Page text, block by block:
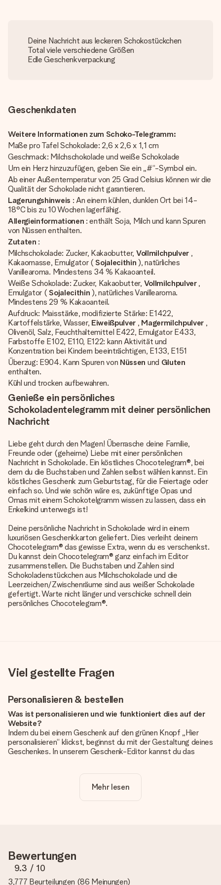
Deine Nachricht aus leckeren Schokostückchen
Total viele verschiedene Größen
Edle Geschenkverpackung
Geschenkdaten
Weitere Informationen zum Schoko-Telegramm:
Maße pro Tafel Schokolade: 2,6 x 2,6 x 1,1 cm
Geschmack: Milchschokolade und weiße Schokolade
Um ein Herz hinzuzufügen, geben Sie ein „#“-Symbol ein.
Ab einer Außentemperatur von 25 Grad Celsius können wir die
Qualität der Schokolade nicht garantieren.
Lagerungshinweis : An einem kühlen, dunklen Ort bei 14-
18°C bis zu 10 Wochen lagerfähig.
Allergieinformationen : enthält Soja, Milch und kann Spuren
von Nüssen enthalten.
Zutaten :
Milchschokolade: Zucker, Kakaobutter, Vollmilchpulver ,
Kakaomasse, Emulgator (Sojalecithin ), natürliches
Vanillearoma. Mindestens 34 % Kakaoanteil.
Weiße Schokolade: Zucker, Kakaobutter, Vollmilchpulver,
Emulgator (Sojalecithin ), natürliches Vanillearoma.
Mindestens 29 % Kakaoanteil.
Aufdruck: Maisstärke, modifizierte Stärke: E1422,
Kartoffelstärke, Wasser, Eiweißpulver , Magermilchpulver ,
Olivenöl, Salz, Feuchthaltemittel E422, Emulgator E433,
Farbstoffe E102, E110, E122: kann Aktivität und
Konzentration bei Kindern beeinträchtigen, E133, E151
Überzug: E904. Kann Spuren von Nüssen und Gluten
enthalten.
Kühl und trocken aufbewahren.
Genieße ein persönliches
Schokoladentelegramm mit deiner persönlichen
Nachricht
Liebe geht durch den Magen! Überrasche deine Familie,
Freunde oder (geheime) Liebe mit einer persönlichen
Nachricht in Schokolade. Ein köstliches Chocotelegram®, bei
dem du die Buchstaben und Zahlen selbst wählen kannst. Ein
köstliches Geschenk zum Geburtstag, für die Feiertage oder
einfach so. Und wie schön wäre es, zukünftige Opas und
Omas mit einem Schokotelgramm wissen zu lassen, dass ein
Enkelkind unterwegs ist!
Deine persönliche Nachricht in Schokolade wird in einem
luxuriösen Geschenkkarton geliefert. Dies verleiht deinem
Chocotelegram® das gewisse Extra, wenn du es verschenkst.
Du kannst dein Chocotelegram® ganz einfach im Editor
zusammenstellen. Die Buchstaben und Zahlen sind
Schokoladenstückchen aus Milchschokolade und die
Leerzeichen/Zwischenräume sind aus weißer Schokolade
gefertigt. Warte nicht länger und verschicke schnell dein
persönliches Chocotelegram®.
Viel gestellte Fragen
Personalisieren & bestellen
Was ist personalisieren und wie funktioniert dies auf der
Website?
Indem du bei einem Geschenk auf den grünen Knopf „Hier
personalisieren“ klickst, beginnst du mit der Gestaltung deines
Geschenkes. In unserem Geschenk-Editor kannst du das
noch eines unserer angebotenen Designs, um deinem
Geschenk die perfekte Ausstrahlung zu verleihen.
Wir möchten sicherstellen, dass du mit deinem Geschenk
rundum zufrieden bist. Deshalb ist es wichtig, qualitativ
hochwertige Fotos zu verwenden. Wenn du dir nicht sicher
bist, ob dein Bild die erforderliche Qualität aufweist, wende
Mehr lesen
Bewertungen
9.3 / 10
3,777 Beurteilungen (86 Meinungen)